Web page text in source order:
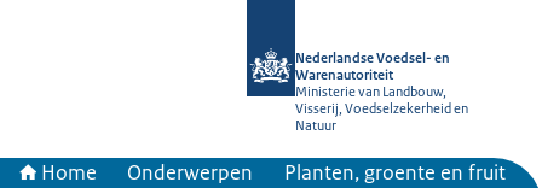
Nederlandse Voedsel- en
Warenautoriteit
Ministerie van Landbouw,
Visserij, Voedselzekerheid en
Natuur
Home Onderwerpen Planten, groente en fruit